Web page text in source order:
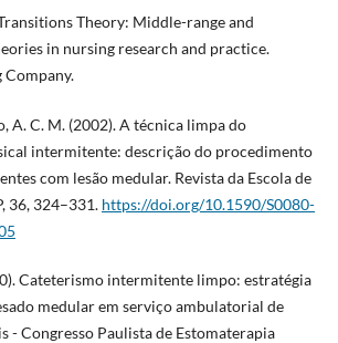
Theory: Middle-range and
in nursing research and practice.
A. C. M. (2002). A técnica limpa do
intermitente: descrição do procedimento
com lesão medular. Revista da Escola de
36, 324–331. https://doi.org/10.1590/S0080-
Cateterismo intermitente limpo: estratégia
medular em serviço ambulatorial de
- Congresso Paulista de Estomaterapia